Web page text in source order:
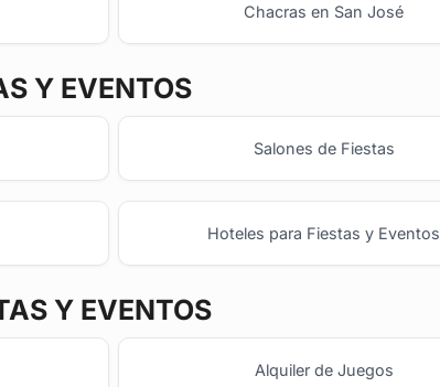
Chacras en San José
Y EVENTOS
Salones de Fiestas
Hoteles para Fiestas y Eventos
Y EVENTOS
Alquiler de Juegos